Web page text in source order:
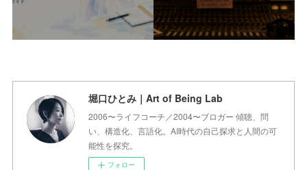
堀口ひとみ｜Art of Being Lab
2006〜ライフコーチ／2004〜ブロガー 傾聴、問
い、構造化、言語化。AI時代の自己探求と人間の可
能性を探究。
フォロー